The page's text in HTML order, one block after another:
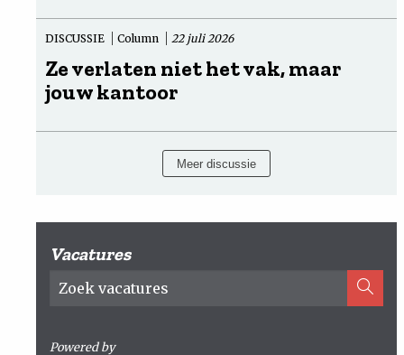
DISCUSSIE Column 22 juli 2026
Ze verlaten niet het vak, maar
jouw kantoor
Meer discussie
Vacatures
Powered by